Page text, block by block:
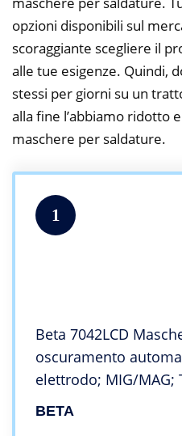
opzioni disponibili sul
scoraggiante scegliere il
alle tue esigenze. Quindi,
stessi per giorni su un
alla fine l’abbiamo ridotto
maschere per saldature.
1
Beta 7042LCD
oscuramento
elettrodo; MIG/MAG;
Alimentazione a celle
BETA